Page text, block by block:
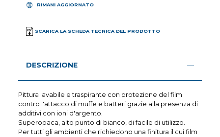
RIMANI AGGIORNATO
SCARICA LA SCHEDA TECNICA DEL PRODOTTO
DESCRIZIONE
Pittura lavabile e traspirante con protezione del film
contro l'attacco di muffe e batteri grazie alla presenza di
additivi con ioni d'argento.
Superopaca, alto punto di bianco, di facile di utilizzo.
Per tutti gli ambienti che richiedono una finitura il cui film